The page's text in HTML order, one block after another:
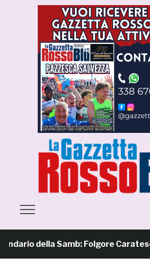
della Samb: Folgore Caratese